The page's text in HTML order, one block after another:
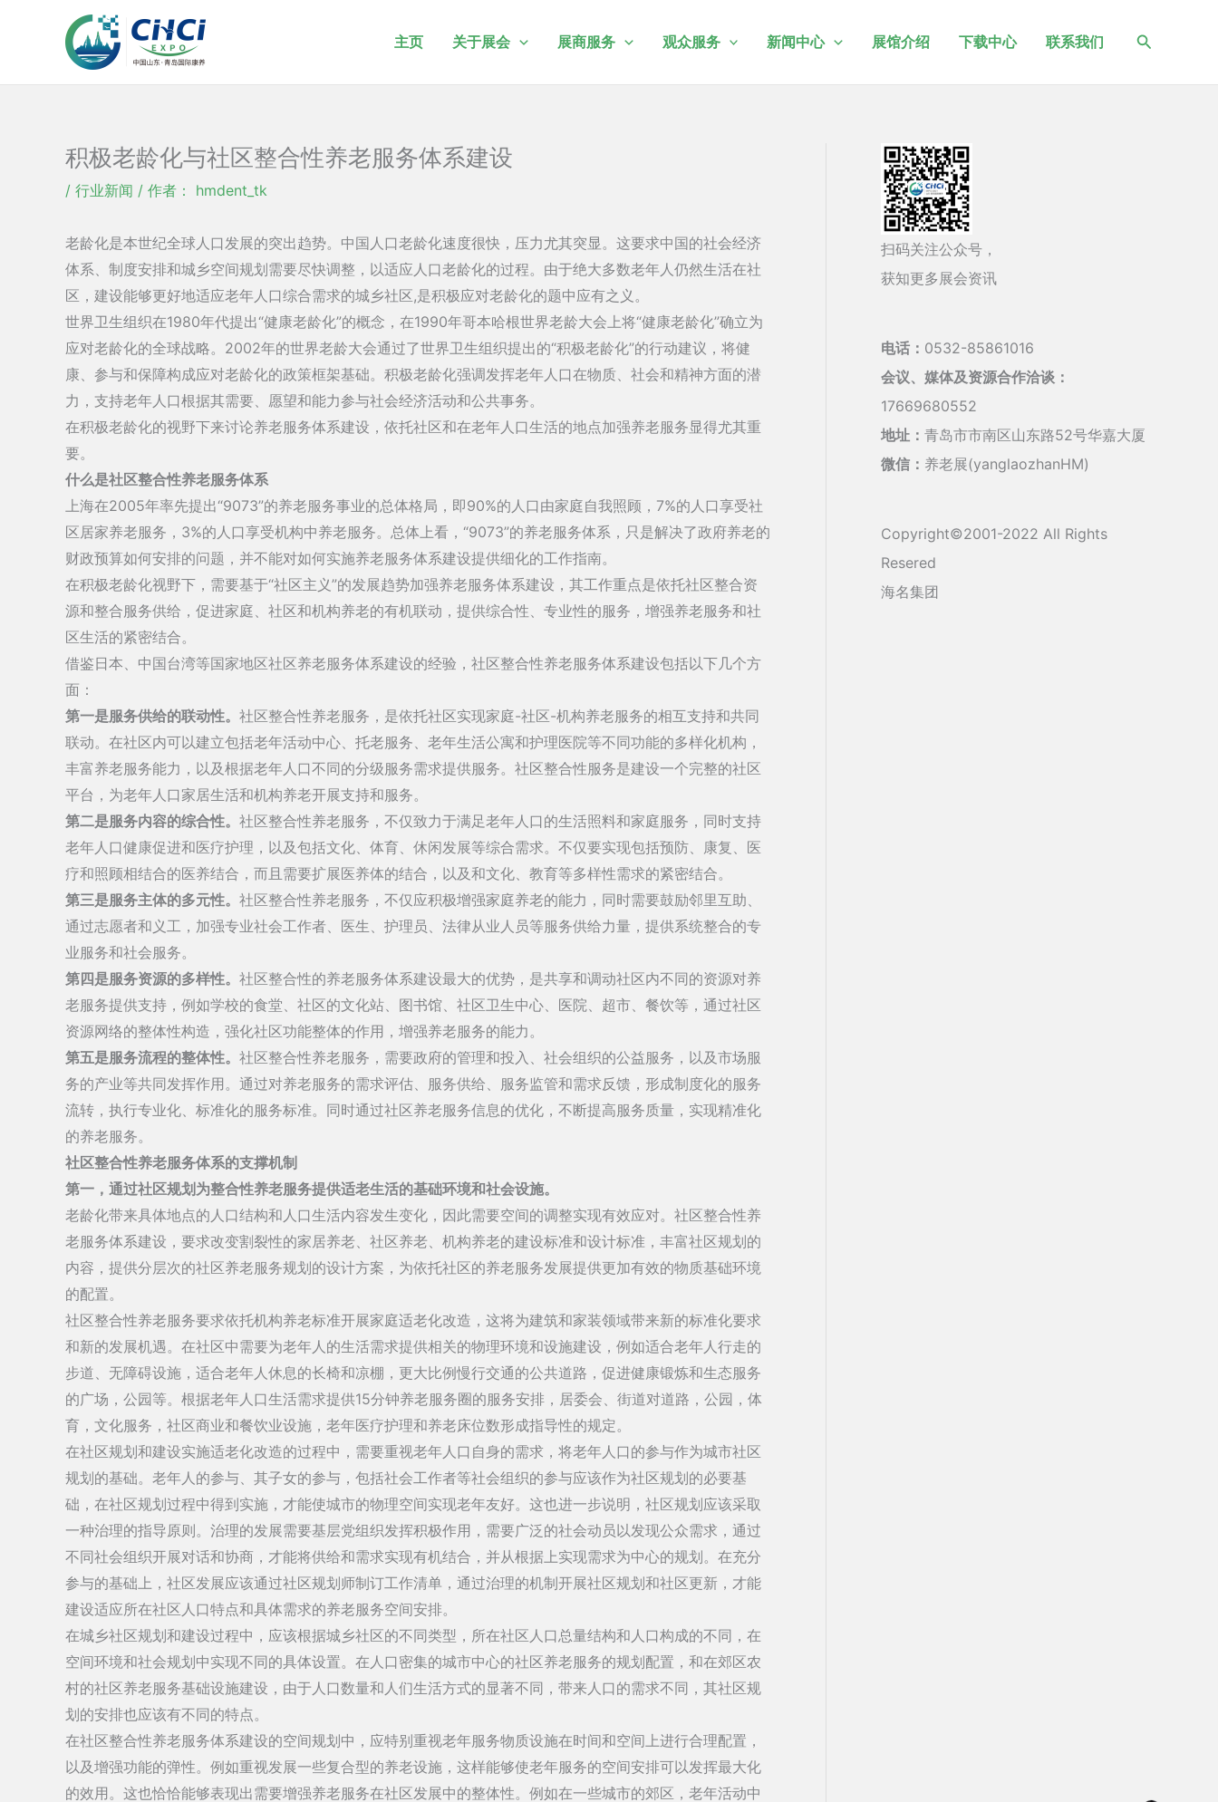
主页 关于展会 展商服务 观众服务 新闻中心 展馆介绍 下载中心 联系我们
搜
积极老龄化与社区整合性养老服务体系建设
/ 行业新闻 / 作者： hmdent_tk
老龄化是本世纪全球人口发展的突出趋势。中国人口老龄化速度很快，压力尤其突显。这要求中国的社会经济
体系、制度安排和城乡空间规划需要尽快调整，以适应人口老龄化的过程。由于绝大多数老年人仍然生活在社
区，建设能够更好地适应老年人口综合需求的城乡社区,是积极应对老龄化的题中应有之义。
世界卫生组织在1980年代提出“健康老龄化”的概念，在1990年哥本哈根世界老龄大会上将“健康老龄化”确立为
应对老龄化的全球战略。2002年的世界老龄大会通过了世界卫生组织提出的“积极老龄化”的行动建议，将健
康、参与和保障构成应对老龄化的政策框架基础。积极老龄化强调发挥老年人口在物质、社会和精神方面的潜
力，支持老年人口根据其需要、愿望和能力参与社会经济活动和公共事务。
在积极老龄化的视野下来讨论养老服务体系建设，依托社区和在老年人口生活的地点加强养老服务显得尤其重
要。
什么是社区整合性养老服务体系
上海在2005年率先提出“9073”的养老服务事业的总体格局，即90%的人口由家庭自我照顾，7%的人口享受社
区居家养老服务，3%的人口享受机构中养老服务。总体上看，“9073”的养老服务体系，只是解决了政府养老的
财政预算如何安排的问题，并不能对如何实施养老服务体系建设提供细化的工作指南。
在积极老龄化视野下，需要基于“社区主义”的发展趋势加强养老服务体系建设，其工作重点是依托社区整合资
源和整合服务供给，促进家庭、社区和机构养老的有机联动，提供综合性、专业性的服务，增强养老服务和社
区生活的紧密结合。
借鉴日本、中国台湾等国家地区社区养老服务体系建设的经验，社区整合性养老服务体系建设包括以下几个方
面：
第一是服务供给的联动性。 社区整合性养老服务，是依托社区实现家庭-社区-机构养老服务的相互支持和共同
联动。在社区内可以建立包括老年活动中心、托老服务、老年生活公寓和护理医院等不同功能的多样化机构，
丰富养老服务能力，以及根据老年人口不同的分级服务需求提供服务。社区整合性服务是建设一个完整的社区
平台，为老年人口家居生活和机构养老开展支持和服务。
第二是服务内容的综合性。 社区整合性养老服务，不仅致力于满足老年人口的生活照料和家庭服务，同时支持
老年人口健康促进和医疗护理，以及包括文化、体育、休闲发展等综合需求。不仅要实现包括预防、康复、医
疗和照顾相结合的医养结合，而且需要扩展医养体的结合，以及和文化、教育等多样性需求的紧密结合。
第三是服务主体的多元性。 社区整合性养老服务，不仅应积极增强家庭养老的能力，同时需要鼓励邻里互助、
通过志愿者和义工，加强专业社会工作者、医生、护理员、法律从业人员等服务供给力量，提供系统整合的专
业服务和社会服务。
第四是服务资源的多样性。 社区整合性的养老服务体系建设最大的优势，是共享和调动社区内不同的资源对养
老服务提供支持，例如学校的食堂、社区的文化站、图书馆、社区卫生中心、医院、超市、餐饮等，通过社区
资源网络的整体性构造，强化社区功能整体的作用，增强养老服务的能力。
第五是服务流程的整体性。 社区整合性养老服务，需要政府的管理和投入、社会组织的公益服务，以及市场服
务的产业等共同发挥作用。通过对养老服务的需求评估、服务供给、服务监管和需求反馈，形成制度化的服务
流转，执行专业化、标准化的服务标准。同时通过社区养老服务信息的优化，不断提高服务质量，实现精准化
的养老服务。
社区整合性养老服务体系的支撑机制
第一，通过社区规划为整合性养老服务提供适老生活的基础环境和社会设施。
老龄化带来具体地点的人口结构和人口生活内容发生变化，因此需要空间的调整实现有效应对。社区整合性养
老服务体系建设，要求改变割裂性的家居养老、社区养老、机构养老的建设标准和设计标准，丰富社区规划的
内容，提供分层次的社区养老服务规划的设计方案，为依托社区的养老服务发展提供更加有效的物质基础环境
的配置。
社区整合性养老服务要求依托机构养老标准开展家庭适老化改造，这将为建筑和家装领域带来新的标准化要求
和新的发展机遇。在社区中需要为老年人的生活需求提供相关的物理环境和设施建设，例如适合老年人行走的
步道、无障碍设施，适合老年人休息的长椅和凉棚，更大比例慢行交通的公共道路，促进健康锻炼和生态服务
的广场，公园等。根据老年人口生活需求提供15分钟养老服务圈的服务安排，居委会、街道对道路，公园，体
育，文化服务，社区商业和餐饮业设施，老年医疗护理和养老床位数形成指导性的规定。
在社区规划和建设实施适老化改造的过程中，需要重视老年人口自身的需求，将老年人口的参与作为城市社区
规划的基础。老年人的参与、其子女的参与，包括社会工作者等社会组织的参与应该作为社区规划的必要基
础，在社区规划过程中得到实施，才能使城市的物理空间实现老年友好。这也进一步说明，社区规划应该采取
一种治理的指导原则。治理的发展需要基层党组织发挥积极作用，需要广泛的社会动员以发现公众需求，通过
不同社会组织开展对话和协商，才能将供给和需求实现有机结合，并从根据上实现需求为中心的规划。在充分
参与的基础上，社区发展应该通过社区规划师制订工作清单，通过治理的机制开展社区规划和社区更新，才能
建设适应所在社区人口特点和具体需求的养老服务空间安排。
在城乡社区规划和建设过程中，应该根据城乡社区的不同类型，所在社区人口总量结构和人口构成的不同，在
空间环境和社会规划中实现不同的具体设置。在人口密集的城市中心的社区养老服务的规划配置，和在郊区农
村的社区养老服务基础设施建设，由于人口数量和人们生活方式的显著不同，带来人口的需求不同，其社区规
划的安排也应该有不同的特点。
在社区整合性养老服务体系建设的空间规划中，应特别重视老年服务物质设施在时间和空间上进行合理配置，
以及增强功能的弹性。例如重视发展一些复合型的养老设施，这样能够使老年服务的空间安排可以发挥最大化
的效用。这也恰恰能够表现出需要增强养老服务在社区发展中的整体性。例如在一些城市的郊区，老年活动中
扫码关注公众号，
获知更多展会资讯
电话： 0532-85861016
会议、媒体及资源合作洽谈：
17669680552
地址： 青岛市市南区山东路52号华嘉大厦
微信： 养老展(yanglaozhanHM)
Copyright©2001-2022 All Rights
Resered
海名集团